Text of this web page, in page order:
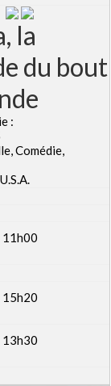
la
du bout
:
Comédie,
11h00
15h20
13h30